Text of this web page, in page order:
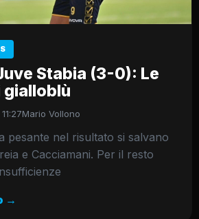
Stabia (3-0): Le
gialloblù
Mario Vollono
pesante nel risultato si salvano
e Cacciamani. Per il resto
→